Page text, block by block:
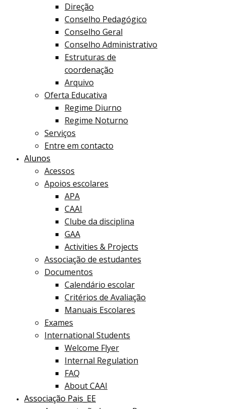
Direção
Conselho Pedagógico
Conselho Geral
Conselho Administrativo
Estruturas de
coordenação
Arquivo
Oferta Educativa
Regime Diurno
Regime Noturno
Serviços
Entre em contacto
Alunos
Acessos
Apoios escolares
APA
CAAI
Clube da disciplina
GAA
Activities & Projects
Associação de estudantes
Documentos
Calendário escolar
Critérios de Avaliação
Manuais Escolares
Exames
International Students
Welcome Flyer
Internal Regulation
FAQ
About CAAI
Associação Pais_EE